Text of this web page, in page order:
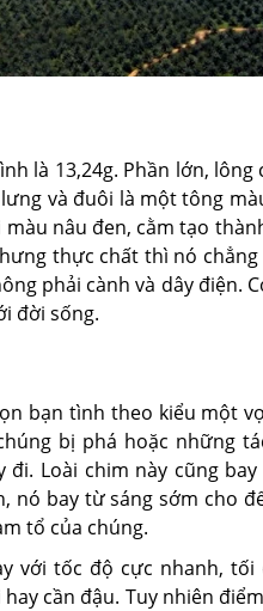
là 13,24g. Phần lớn, lông
và đuôi là một tông
nâu đen, cằm tạo
thực chất thì nó
phải cành và dây điện.
đời sống.
bạn tình theo kiểu một
bị phá hoặc những
Loài chim này cũng
nó bay từ sáng sớm cho
tổ của chúng.
với tốc độ cực nhanh, tối
cần đậu. Tuy nhiên